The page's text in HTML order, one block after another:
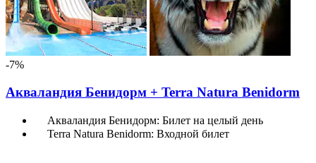
-7%
Акваландия Бенидорм + Terra Natura Benidorm
Акваландия Бенидорм: Билет на целый день
Terra Natura Benidorm: Входной билет